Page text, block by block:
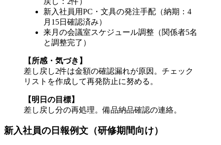
新入社員用PC・文具の発注手配（納期：4
月15日確認済み）
来月の会議室スケジュール調整（関係者5名
と調整完了）
【所感・気づき】
差し戻し2件は金額の確認漏れが原因。チェック
リストを作成して再発防止に努める。
【明日の目標】
差し戻し分の再処理。備品納品確認の連絡。
新入社員の日報例文（研修期間向け）